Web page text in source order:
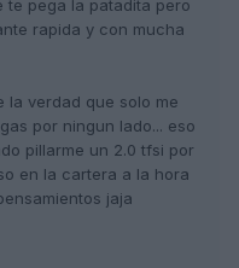
te pega la patadita pero
rapida y con mucha
la verdad que solo me
por ningun lado... eso
pillarme un 2.0 tfsi por
en la cartera a la hora
jaja